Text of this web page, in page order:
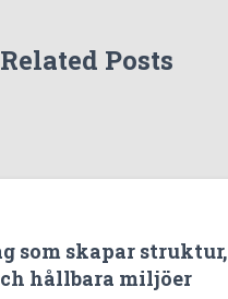
Related Posts
som skapar struktur,
hållbara miljöer